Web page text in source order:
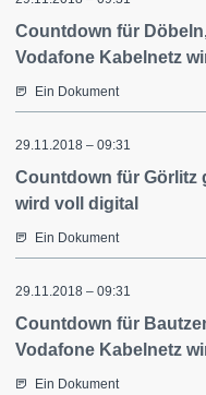
Countdown für
Vodafone Kabelnetz
Ein Dokument
29.11.2018 – 09:31
Countdown für Görlitz
wird voll digital
Ein Dokument
29.11.2018 – 09:31
Countdown für
Vodafone Kabelnetz
Ein Dokument